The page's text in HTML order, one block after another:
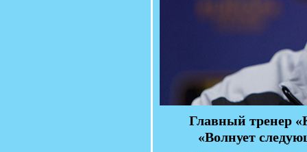
Главный тренер
«Волнует